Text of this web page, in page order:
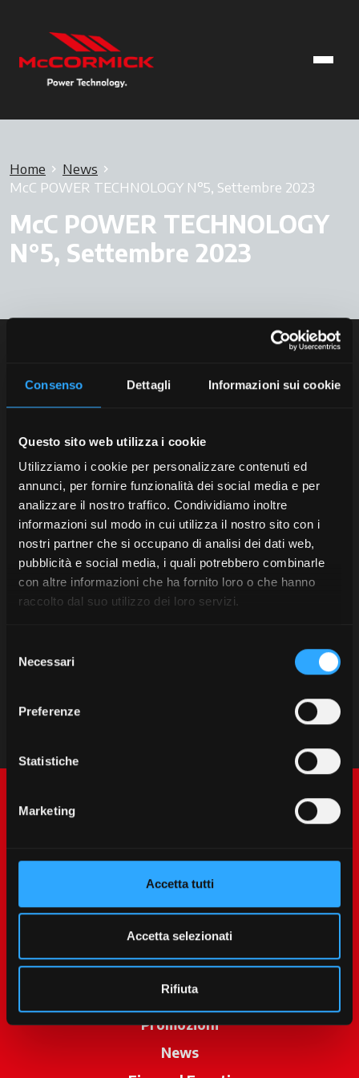
Consenso Dettagli Informazioni sui cookie
Questo sito web utilizza i cookie
Utilizziamo i cookie per personalizzare contenuti ed
annunci, per fornire funzionalità dei social media e per
analizzare il nostro traffico. Condividiamo inoltre
informazioni sul modo in cui utilizza il nostro sito con i
nostri partner che si occupano di analisi dei dati web,
pubblicità e social media, i quali potrebbero combinarle
con altre informazioni che ha fornito loro o che hanno
raccolto dal suo utilizzo dei loro servizi.
delNecessari
Preferenze
Statistiche
Marketing
Accetta tutti
Accetta selezionati
Rifiuta
Home
News
McC POWER TECHNOLOGY N°5, Settembre 2023
McC POWER TECHNOLOGY
N°5, Settembre 2023
McCormick World
Prodotti
Servizi
Promozioni
News